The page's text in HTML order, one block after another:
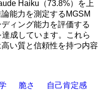
Haiku（73.8%）を上
能力を測定するMGSM
ィング能力を評価する
成しています。これら
い質と信頼性を持つ内容
脆さ
自己肯定感